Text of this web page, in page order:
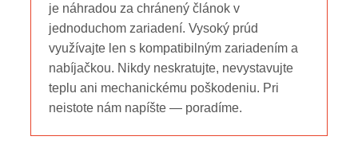
je náhradou za chránený článok v
jednoduchom zariadení. Vysoký prúd
využívajte len s kompatibilným zariadením a
nabíjačkou. Nikdy neskratujte, nevystavujte
teplu ani mechanickému poškodeniu. Pri
neistote nám napíšte — poradíme.